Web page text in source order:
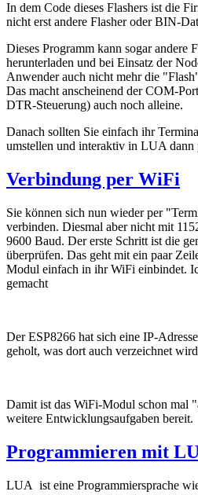
In dem Code dieses Flashers ist die
nicht erst andere Flasher oder BIN-
Dieses Programm kann sogar andere
herunterladen und bei Einsatz der
Anwender auch nicht mehr die
Das macht anscheinend der COM-
DTR-Steuerung) auch noch alleine.
Danach sollten Sie einfach ihr
umstellen und interaktiv in LUA dann
Verbindung per WiFi
Sie können sich nun wieder per
verbinden. Diesmal aber nicht mit
9600 Baud. Der erste Schritt ist die
überprüfen. Das geht mit ein paar
Modul einfach in ihr WiFi einbindet.
gemacht
Der ESP8266 hat sich eine IP-
geholt, was dort auch verzeichnet
Damit ist das WiFi-Modul schon mal
weitere Entwicklungsaufgaben bereit.
Programmieren mit
LUA ist eine Programmiersprache